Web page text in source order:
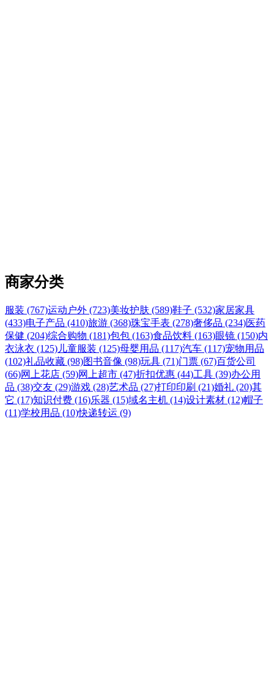
商家分类
服装 (767)运动户外 (723)美妆护肤 (589)鞋子 (532)家居家具
(433)电子产品 (410)旅游 (368)珠宝手表 (278)奢侈品 (234)医药
保健 (204)综合购物 (181)包包 (163)食品饮料 (163)眼镜 (150)内
衣泳衣 (125) 儿童服装 (125)母婴用品 (117)汽车 (117)宠物用品
(102)礼品收藏 (98)图书音像 (98)玩具 (71)门票 (67)百货公司
(66)网上花店 (59)网上超市 (47)折扣优惠 (44)工具 (39)办公用
品 (38)交友 (29)游戏 (28)艺术品 (27)打印印刷 (21)婚礼 (20)其
它 (17)知识付费 (16)乐器 (15)域名主机 (14)设计素材 (12)帽子
(11)学校用品 (10)快递转运 (9)